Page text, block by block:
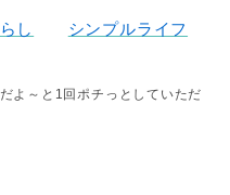
し シンプルライフ
よ～と1回ポチっとしていただ